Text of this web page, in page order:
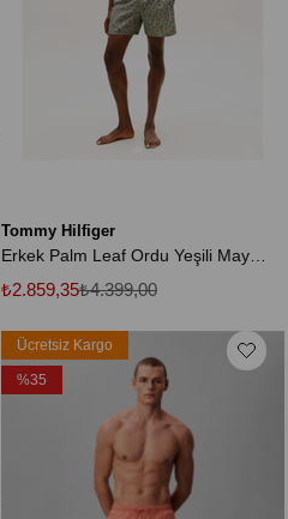
Tommy Hilfiger
Erkek Palm Leaf Ordu Yeşili Mayo Altı
₺2.859,35₺4.399,00
Ücretsiz Kargo
%35